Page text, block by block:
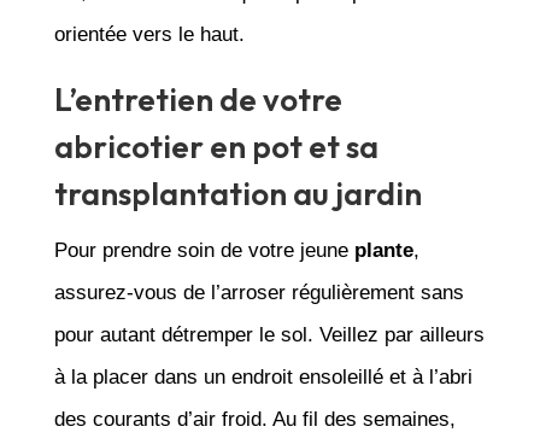
orientée vers le haut.
L’entretien de votre
abricotier en pot et sa
transplantation au jardin
Pour prendre soin de votre jeune plante,
assurez-vous de l’arroser régulièrement sans
pour autant détremper le sol. Veillez par ailleurs
à la placer dans un endroit ensoleillé et à l’abri
des courants d’air froid. Au fil des semaines,